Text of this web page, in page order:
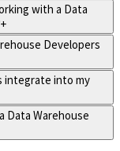
with a Data
+
Developers
integrate into my
Data Warehouse